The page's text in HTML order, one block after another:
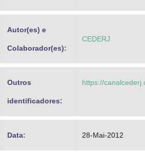
Advocacia-Geral da União
Banco Central do Brasil
Autor(es) e
Colaborador(es):
CEDERJ
Outros
identificadores:
https://
Data: 28-Mai-2012